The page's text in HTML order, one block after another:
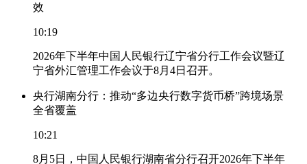
效
10:19
2026年下半年中国人民银行辽宁省分行工作会议暨辽
宁省外汇管理工作会议于8月4日召开。
央行湖南分行：推动“多边央行数字货币桥”跨境场景
全省覆盖
10:21
8月5日，中国人民银行湖南省分行召开2026年下半年